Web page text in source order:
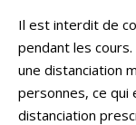
Il est interdit de
pendant les
une distanciation
personnes, ce qui
distanciation